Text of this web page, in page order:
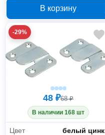
71-0-177
В корзину
-29%
48 ₽68 ₽
В наличии 168 шт
Цвет
белый цинк